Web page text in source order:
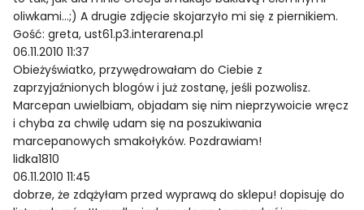
oliwkami…;) A drugie zdjęcie skojarzyło mi się z piernikiem.
Gość: greta, ust61.p3.interarena.pl
06.11.2010 11:37
Obieżyświatko, przywędrowałam do Ciebie z
zaprzyjaźnionych blogów i już zostanę, jeśli pozwolisz.
Marcepan uwielbiam, objadam się nim nieprzywoicie wręcz
i chyba za chwilę udam się na poszukiwania
marcepanowych smakołyków. Pozdrawiam!
lidka1810
06.11.2010 11:45
dobrze, że zdążyłam przed wyprawą do sklepu! dopisuję do